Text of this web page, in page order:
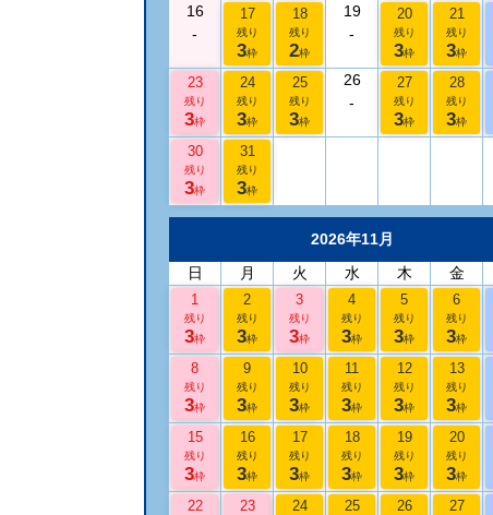
16
-
17
残り
3枠
18
残り
2枠
19
-
20
残り
3枠
21
残り
3枠
23
残り
3枠
24
残り
3枠
25
残り
3枠
26
-
27
残り
3枠
28
残り
3枠
30
残り
3枠
31
残り
3枠
2026年11月
日
月 火 水 木 金
1
残り
3枠
2
残り
3枠
3
残り
3枠
4
残り
3枠
5
残り
3枠
6
残り
3枠
8
残り
3枠
9
残り
3枠
10
残り
3枠
11
残り
3枠
12
残り
3枠
13
残り
3枠
15
残り
3枠
16
残り
3枠
17
残り
3枠
18
残り
3枠
19
残り
3枠
20
残り
3枠
22 23 24 25 26 27